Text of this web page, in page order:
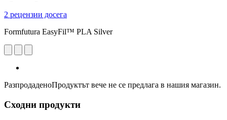
2 рецензии досега
Formfutura EasyFil™ PLA Silver
РазпродаденоПродуктът вече не се предлага в нашия магазин.
Сходни продукти